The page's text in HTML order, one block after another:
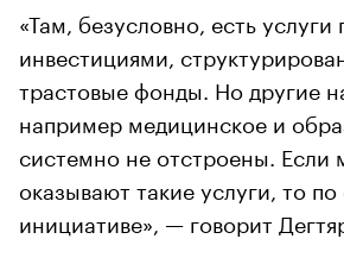
«Там, безусловно, есть
инвестициями,
трастовые фонды. Но другие
например медицинское и
системно не отстроены. Если
оказывают такие услуги, то
инициативе», — говорит